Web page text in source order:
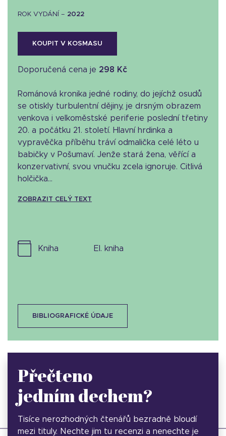
ROK VYDÁNÍ – 2022
KOUPIT V KOSMASU
Doporučená cena je 298 Kč
Románová kronika jedné rodiny, do jejíchž osudů
se otiskly turbulentní dějiny, je drsným obrazem
venkova i velkoměstské periferie poslední třetiny
20. a počátku 21. století. Hlavní hrdinka a
vypravěčka příběhu tráví odmalička celé léto u
babičky v Pošumaví. Jenže stará žena, věřící a
konzervativní, svou vnučku zcela ignoruje. Citlivá
holčička...
ZOBRAZIT CELÝ TEXT
kniha el. kniha
BIBLIOGRAFICKÉ ÚDAJE
Přečteno
jedním dechem?
Tisíce nerozhodných čtenářů bezradně bloudí
mezi tituly. Nechte jim tu recenzi a nenechte je